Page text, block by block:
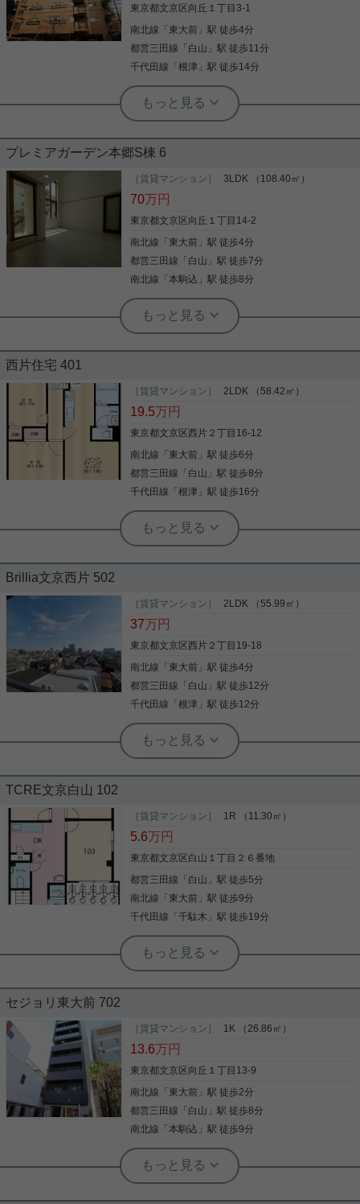
備も充実しており、洗練された快適な新生活を始め
根津駅前センター（実用根津ホーム株式会社 根津駅前センター） スタ
日当たり重視派におすすめ！
ぷりです。 エアコン全室完備 ３人まで入居可 ペッ
トも相談可！
写真(9)
実用春日ホーム 西片店 ルームアドバイザー
郵便局での手続きなども徒歩5分に文京向丘郵便局
があって楽ですよ。共用部には宅配ボックスが備え
荷物を受け取ることができます。室内設備は洗面化
粧台・浴室乾燥機など充実した設備を備え付けてい
ます。付近に駅が2つあるので、用途や行き先によ
って経路を選べる物件です。今や主流となってい
る、フローリングのマンションとなっています。文
を待っています。素敵なお部屋を私達と一緒に見つ
けるために、まずはお問い合わせください。
写真(9)
東京都文京区向丘１丁目3-1
南北線 「 東大前 」駅 徒歩4分
都営三田線 「 白山 」駅 徒歩11分
千代田線 「根津 」駅 徒歩14分
根津駅前センター（実用根津ホーム株式会社 根津駅前センター） スタ
ッフ小西
誠之小学区！！大型ファミリータイプ
誠之小学区で賃広めのお部屋ををお探しの方必見！
１００㎡超のファミリータイプをご紹介 築年数は経
っておりますが、この立地、学区、広さはなかなか
ございません！ お問い合わせお待ちしております。
プレミアガーデン本郷S棟 6
［賃貸マンション］ 3LDK （108.40㎡）
70万円
東京都文京区向丘１丁目14-2
南北線 「 東大前 」駅 徒歩4分
都営三田線 「 白山 」駅 徒歩7分
南北線 「本駒込 」駅 徒歩8分
実用春日ホーム 富坂サテライト デヘスースパトリシオ恒樹
☆向丘の100㎡越え！住宅街でひとき
ングの天井は吹き抜けとなっており解放感抜群☆ 各
部屋に収納がついており、大きい荷物も収まりま
す！ トイレは2か所、お風呂に窓がついており明る
さ確保☆ キッチンには食洗器付きで日々の洗い物が
☆ 実用春日ホーム株式会社 富坂サテライト TEL：
03-6866-1230
写真(9)
西片住宅 401
［賃貸マンション］ 2LDK （58.42㎡）
19.5万円
東京都文京区西片２丁目16-12
南北線 「 東大前 」駅 徒歩6分
都営三田線 「 白山 」駅 徒歩8分
千代田線 「根津 」駅 徒歩16分
実用春日ホーム 春日町店 堀江健太郎
誠之小学校の目の前！内装もリフォー
収納はシューズボックス・クロゼットなど豊富なの
で、衣類や履き物の整理がしやすく便利です。セキ
ュリティ面は、TVインターホン・オートロックなど
設備は洗面化粧台・浴室乾燥機などが揃っているの
で、快適に過ごしやすいお部屋になります。エアコ
ン付きなので暑い日も寒い日も安心して過ごせま
す。今や必需品ともなったネット。こちらはインタ
ーネット有り物件です。収納性に優れていてキッチ
ン回りを綺麗に保ちやすくなるシステムキッチンが
あります。文京区エリアや南北線東大前付近での住
実用春日ホーム 富坂サテライト 板東翔
2022年リフォーム完了 誠之小学校至
える上質な暮らし】 落ち着いた佇まいと高い治安の
良さで、文京区の中でも特別な存在感を放つ「西
者町」としての歴史を受け継ぐ、閑静な高台の住宅
街に位置する物件です。 徒歩圏内には東京大学本郷
に。さらに、ファミリー層から絶大な支持を集める
公立の名門「誠之小学校」の通学区域内でもあり、
お子様の教育環境を最優先に考えたい親御様にも自
信を持っておすすめできる立地です。 「春日」駅や
街へのアクセスも至便。日々の買い物は駅周辺の商
の新生活をスタートしませんか。 お気軽にお問い合
わせください。
写真(9)
Brillia文京西片 502
［賃貸マンション］ 2LDK （55.99㎡）
37万円
東京都文京区西片２丁目19-18
南北線 「 東大前 」駅 徒歩4分
都営三田線 「 白山 」駅 徒歩12分
千代田線 「根津 」駅 徒歩12分
実用春日ホーム 千駄木店 宮﨑幸穂
未入居！人気の新築分譲マンション
共用部にはゴミ出し24時間OK・宅配ボックスなど
が揃っており、とても充実しています。セキュリテ
ィ面は、TVインターホン・オートロックなど充実し
ているので安心して生活できます。室内設備は洗面
ております。収納はクロゼット・シューズボック
ス・全居室収納などが備え付けられているので、衣
類や日用品の収納に重宝します。文京区エリアや南
北線東大前付近でのお部屋探しは、当社にお任せく
ださい。お客様のニーズに合ったお部屋をご紹介さ
せていただきます。
写真(9)
TCRE文京白山 102
［賃貸マンション］ 1R （11.30㎡）
5.6万円
東京都文京区白山１丁目２６番地
都営三田線 「 白山 」駅 徒歩5分
南北線 「 東大前 」駅 徒歩9分
千代田線 「千駄木 」駅 徒歩19分
実用春日ホーム 富坂サテライト 板東翔
☆シェアハウス☆ １階フロア女性限定
の設備クオリティ。 初期費用がグッと抑えられる敷
金礼金０です。 東京大学や東洋大学の学生たちにぎ
わうエリアです。 周辺にはスーパーや人気中華屋を
はじめ充実。 気になった方はお気軽にお問い合わせ
写真(9)
セジョリ東大前 702
［賃貸マンション］ 1K （26.86㎡）
13.6万円
東京都文京区向丘１丁目13-9
南北線 「 東大前 」駅 徒歩2分
都営三田線 「 白山 」駅 徒歩8分
南北線 「本駒込 」駅 徒歩9分
実用春日ホーム 白山店 西野健太
ペット可♪設備充実高級賃貸マンション